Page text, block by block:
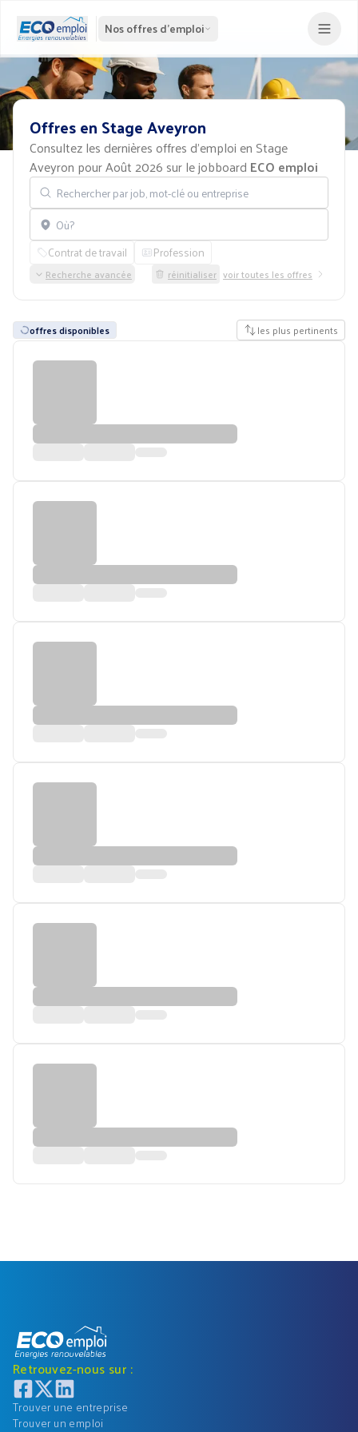
Nos offres d'emploi
OffresenStageAveyron
Consultez les dernières offres d'emploi en Stage
Aveyron pour Août 2026 sur le jobboard ECO emploi
Rechercher par job, mot-clé ou entreprise
Localisation
Contrat de travail Profession
Recherche avancée réinitialiser voir toutes les offres
offres disponibles les plus pertinents
Retrouvez-nous sur :
Trouver une entreprise
Trouver un emploi